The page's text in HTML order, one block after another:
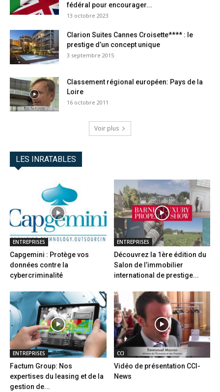
fédéral pour encourager...
13 octobre 2023
Clarion Suites Cannes Croisette**** : le
prestige d’un concept unique
3 septembre 2015
Classement régional européen: Pays de la
Loire
16 octobre 2011
Voir plus
LES INRATABLES
ENTREPRISES
Capgemini : Protège vos
données contre la
cybercriminalité
ENTREPRISES
Découvrez la 1ère édition du
Salon de l’immobilier
international de prestige...
ENTREPRISES
Factum Group: Nos
expertises du leasing et de la
gestion de...
CCI
Vidéo de présentation CCI-
News